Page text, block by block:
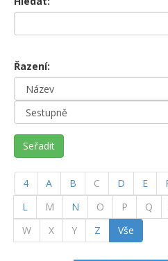
Řazení:
Seřadit
4 A B C D E
L
M N O P Q
W
X Y Z Vše